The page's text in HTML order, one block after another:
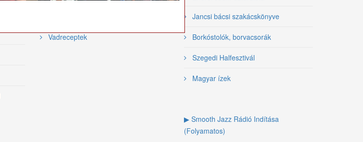
Vadreceptek
Jancsi bácsi szakácskönyve
Borkóstolók, borvacsorák
Szegedi Halfesztivál
Magyar ízek
▶ Smooth Jazz Rádió Indítása
(Folyamatos)